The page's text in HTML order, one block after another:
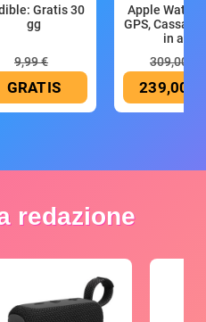
Gratis 30
gg
9,99 €
GRATIS
Apple Watch
GPS, Cassa
in all
309,00 €
239,00 €
redazione